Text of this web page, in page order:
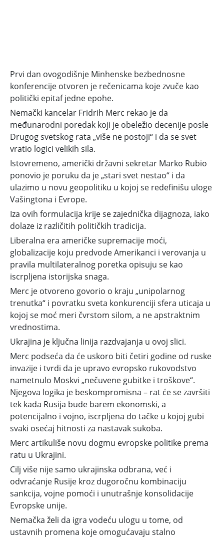
Prvi dan ovogodišnje Minhenske bezbednosne
konferencije otvoren je rečenicama koje zvuče kao
politički epitaf jedne epohe.
Nemački kancelar Fridrih Merc rekao je da
međunarodni poredak koji je obeležio decenije posle
Drugog svetskog rata „više ne postoji“ i da se svet
vratio logici velikih sila.
Istovremeno, američki državni sekretar Marko Rubio
ponovio je poruku da je „stari svet nestao“ i da
ulazimo u novu geopolitiku u kojoj se redefinišu uloge
Vašingtona i Evrope.
Iza ovih formulacija krije se zajednička dijagnoza, iako
dolaze iz različitih političkih tradicija.
Liberalna era američke supremacije moći,
globalizacije koju predvode Amerikanci i verovanja u
pravila multilateralnog poretka opisuju se kao
iscrpljena istorijska snaga.
Merc je otvoreno govorio o kraju „unipolarnog
trenutka“ i povratku sveta konkurenciji sfera uticaja u
kojoj se moć meri čvrstom silom, a ne apstraktnim
vrednostima.
Ukrajina je ključna linija razdvajanja u ovoj slici.
Merc podseća da će uskoro biti četiri godine od ruske
invazije i tvrdi da je upravo evropsko rukovodstvo
nametnulo Moskvi „nečuvene gubitke i troškove“.
Njegova logika je beskompromisna – rat će se završiti
tek kada Rusija bude barem ekonomski, a
potencijalno i vojno, iscrpljena do tačke u kojoj gubi
svaki osećaj hitnosti za nastavak sukoba.
Merc artikuliše novu dogmu evropske politike prema
ratu u Ukrajini.
Cilj više nije samo ukrajinska odbrana, već i
odvraćanje Rusije kroz dugoročnu kombinaciju
sankcija, vojne pomoći i unutrašnje konsolidacije
Evropske unije.
Nemačka želi da igra vodeću ulogu u tome, od
ustavnih promena koje omogućavaju stalno